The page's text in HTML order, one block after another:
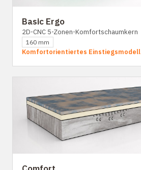
Basic Ergo
2D-CNC 5-Zonen-Komfortschaumkern
160 mm
Komfortorientiertes Einstiegsmodell